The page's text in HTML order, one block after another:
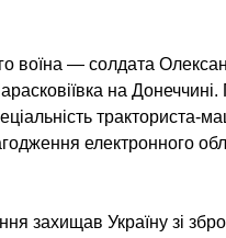
воїна — солдата
на
тракториста-
електронного
захищав Україну зі